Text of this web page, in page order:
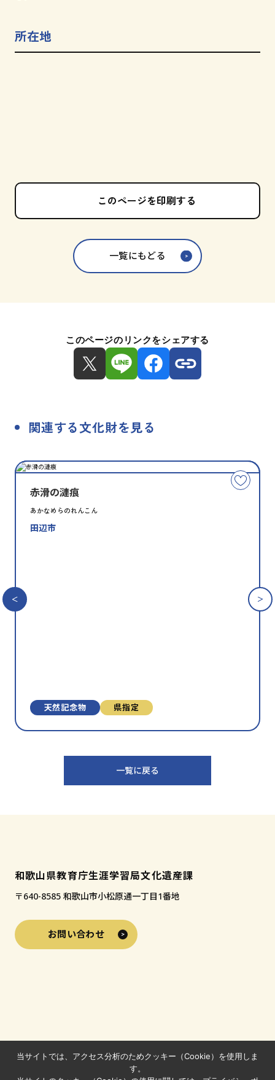
所在地
このページを印刷する
一覧にもどる
このページのリンクをシェアする
関連する文化財を見る
こ
の
赤滑の漣痕
あかなめらのれんこん
田辺市
種
類
天然記念物
指
定
県指定
一覧に戻る
和歌山県教育庁生涯学習局文化遺産課
〒640-8585 和歌山市小松原通一丁目1番地
お問い合わせ
当サイトでは、アクセス分析のためクッキー（Cookie）を使用しま
す。